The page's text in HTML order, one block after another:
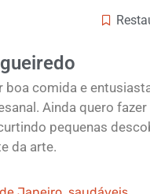
boa comida e
Ainda quero
pequenas
da arte.